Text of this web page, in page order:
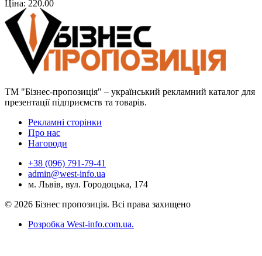
Ціна: 220.00
ТМ "Бізнес-пропозиція" – український рекламний каталог для
презентації підприємств та товарів.
Рекламні сторінки
Про нас
Нагороди
+38 (096) 791-79-41
admin@west-info.ua
м. Львів, вул. Городоцька, 174
© 2026 Бізнес пропозиція. Всі права захищено
Розробка West-info.com.ua.